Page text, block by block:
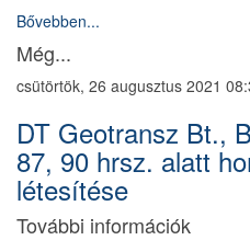
Bővebben...
Még...
csütörtök, 26 augusztus 2021
DT Geotransz Bt.,
87, 90 hrsz. alatt
létesítése
További információk